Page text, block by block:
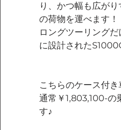
り、かつ幅も広が
の荷物を運べます！
ロングツーリング
に設計された
こちらのケース付
通常￥1,803,100-の
す♪